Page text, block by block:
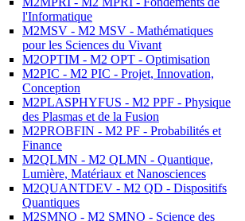
l'Informatique
M2MSV - M2 MSV - Mathématiques
pour les Sciences du Vivant
M2OPTIM - M2 OPT - Optimisation
M2PIC - M2 PIC - Projet, Innovation,
Conception
M2PLASPHYFUS - M2 PPF - Physique
des Plasmas et de la Fusion
M2PROBFIN - M2 PF - Probabilités et
Finance
M2QLMN - M2 QLMN - Quantique,
Lumière, Matériaux et Nanosciences
M2QUANTDEV - M2 QD - Dispositifs
Quantiques
M2SMNO - M2 SMNO - Science des